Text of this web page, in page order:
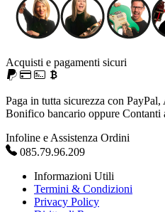
Acquisti e pagamenti sicuri
Paga in tutta sicurezza con
Bonifico bancario oppure Contanti
Infoline e Assistenza Ordini
085.79.96.209
Informazioni Utili
Termini & Condizioni
Privacy Policy